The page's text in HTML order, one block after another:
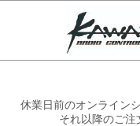
休業日前のオンライン
それ以降のご